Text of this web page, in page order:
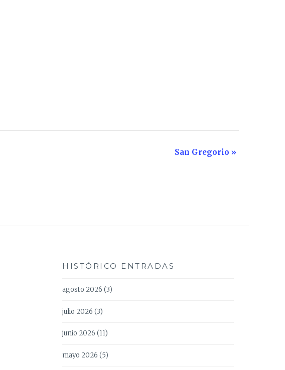
San Gregorio »
HISTÓRICO ENTRADAS
agosto 2026 (3)
julio 2026 (3)
junio 2026 (11)
mayo 2026 (5)